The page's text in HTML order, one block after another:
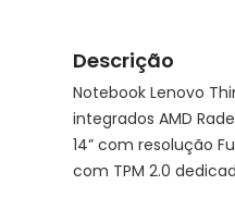
Descrição
Notebook Lenovo
integrados AMD
14” com resolução
com TPM 2.0